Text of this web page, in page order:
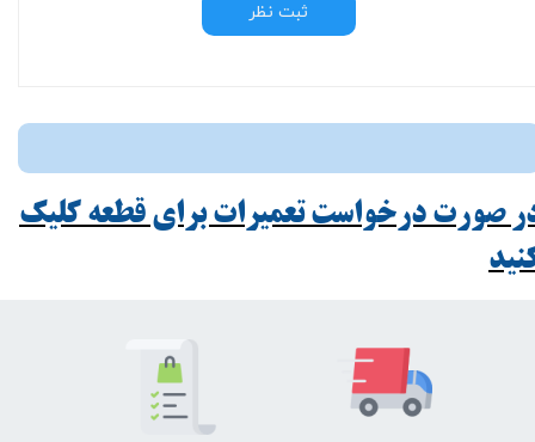
ثبت نظر
صورت درخواست تعمیرات برای قطعه کلیک